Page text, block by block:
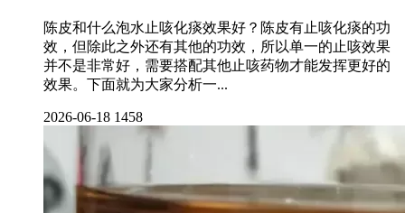
陈皮和什么泡水止咳化痰效果好？陈皮有止咳化痰的功
效，但除此之外还有其他的功效，所以单一的止咳效果
并不是非常好，需要搭配其他止咳药物才能发挥更好的
效果。下面就为大家分析一...
2026-06-18 1458